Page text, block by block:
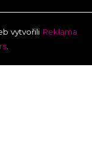
vytvořili Reklama
.